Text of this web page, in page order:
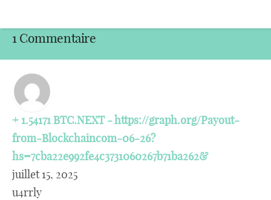
1 Commentaire
+ 1.54171 BTC.NEXT - https://graph.org/Payout-
from-Blockchaincom-06-26?
hs=7cba22e992fe4c3731060267b71ba262&
juillet 15, 2025
u4rrly